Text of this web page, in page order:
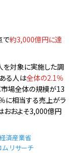
で約3,000億円に達
対象に実施した調
る人は全体の2.1％
市場全体の規模が13
に相当する売上がラ
おおよそ3,000億円
済産業省
ム リサーチ